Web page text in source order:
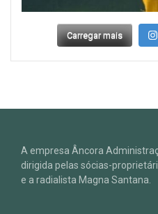
Carregar mais
A empresa Âncora
dirigida pelas sócias-
e a radialista Magna Santana.